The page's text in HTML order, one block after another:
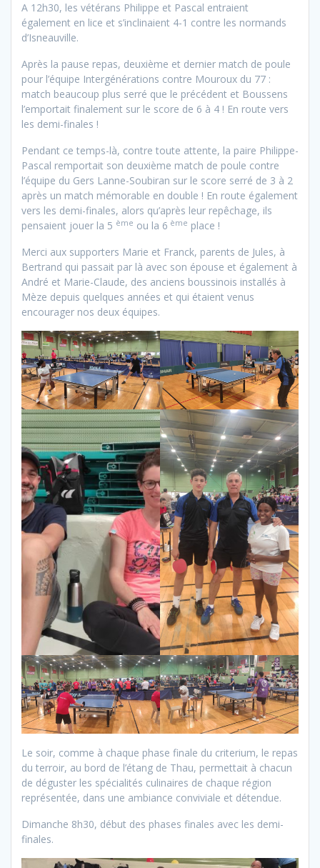
A 12h30, les vétérans Philippe et Pascal entraient
également en lice et s’inclinaient 4-1 contre les normands
d’Isneauville.
Après la pause repas, deuxième et dernier match de poule
pour l’équipe Intergénérations contre Mouroux du 77 :
match beaucoup plus serré que le précédent et Boussens
l’emportait finalement sur le score de 6 à 4 ! En route vers
les demi-finales !
Pendant ce temps-là, contre toute attente, la paire Philippe-
Pascal remportait son deuxième match de poule contre
l’équipe du Gers Lanne-Soubiran sur le score serré de 3 à 2
après un match mémorable en double ! En route également
vers les demi-finales, alors qu’après leur repêchage, ils
pensaient jouer la 5 ème ou la 6 ème place !
Merci aux supporters Marie et Franck, parents de Jules, à
Bertrand qui passait par là avec son épouse et également à
André et Marie-Claude, des anciens boussinois installés à
Mèze depuis quelques années et qui étaient venus
encourager nos deux équipes.
Le soir, comme à chaque phase finale du criterium, le repas
du terroir, au bord de l’étang de Thau, permettait à chacun
de déguster les spécialités culinaires de chaque région
représentée, dans une ambiance conviviale et détendue.
Dimanche 8h30, début des phases finales avec les demi-
finales.